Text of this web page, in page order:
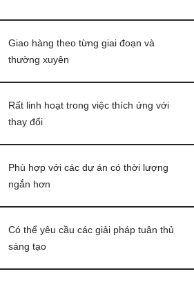
Giao hàng theo từng giai đoạn và
thường xuyên
Rất linh hoạt trong việc thích ứng với
thay đổi
Phù hợp với các dự án có thời lượng
ngắn hơn
Có thể yêu cầu các giải pháp tuân thủ
sáng tạo